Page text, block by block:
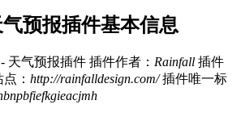
预报插件基本信息
天气预报插件 插件作者： Rainfall 插件
： http://rainfalldesign.com/ 插件唯一标